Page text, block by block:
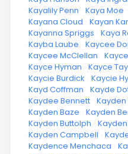
· Kayalily Penn · Kaya Moe ·
· Kayana Cloud · Kayan
· Kayanna Spriggs · Kaya
· Kayba Laube · Kaycee
· Kaycee McClellan ·
· Kayce Hyman · Kayce
· Kaycie Burdick · Kaycie
· Kayd Coffman · Kayde
· Kaydee Bennett ·
· Kayden Baze · Kayden
· Kayden Buttolph ·
· Kayden Campbell ·
· Kaydence Menchaca ·